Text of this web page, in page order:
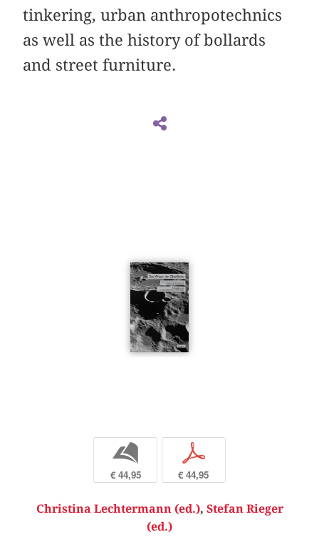
tinkering, urban anthropotechnics
as well as the history of bollards
and street furniture.
b
€ 44,95
p
€ 44,95
Christina Lechtermann (ed.), Stefan Rieger
(ed.)